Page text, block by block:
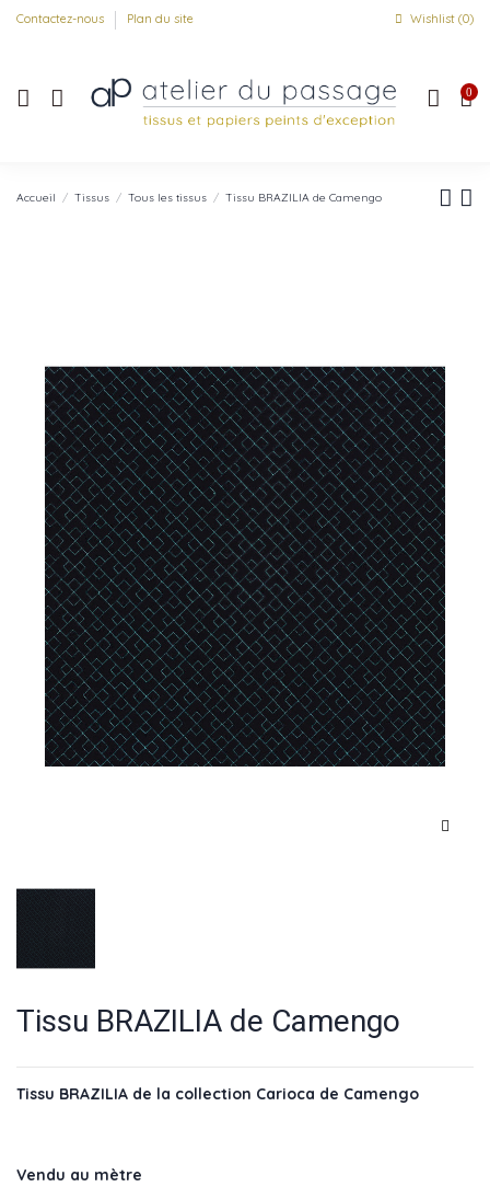
Contactez-nous Plan du site Wishlist (0)
0
Accueil Tissus Tous les tissus Tissu BRAZILIA de Camengo
Tissu BRAZILIA de Camengo
Tissu BRAZILIA de la collection Carioca de Camengo
Vendu au mètre